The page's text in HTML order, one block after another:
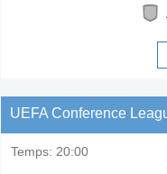
UEFA Conference
Temps: 20:00